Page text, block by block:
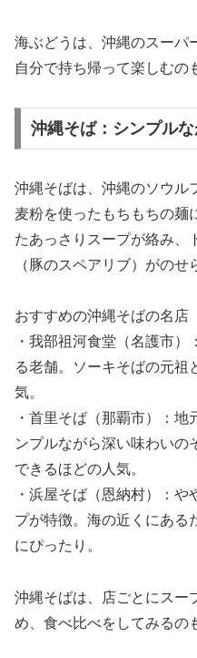
海ぶどうは、沖縄のスーパ
自分で持ち帰って楽しむの
沖縄そば：シンプル
沖縄そばは、沖縄のソウル
麦粉を使ったもちもちの麺
たあっさりスープが絡み、
（豚のスペアリブ）がのせ
おすすめの沖縄そばの名店
・我部祖河食堂（名護市
る老舗。ソーキそばの元祖
気。
・首里そば（那覇市）：
ンプルながら深い味わいの
できるほどの人気。
・浜屋そば（恩納村）：
プが特徴。海の近くにある
にぴったり。
沖縄そばは、店ごとにスー
め、食べ比べをしてみるの